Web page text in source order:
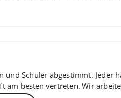
und Schüler abgestimmt.
besten vertreten. Wir